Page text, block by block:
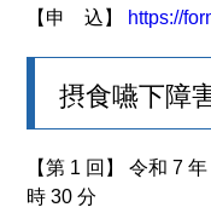
【申 込】 https://
摂食嚥下障
【第 1 回】 令和 7
時 30 分